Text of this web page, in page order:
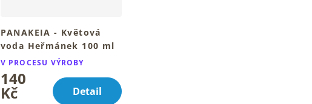
PANAKEIA - Květová
voda Heřmánek 100 ml
Jemný rituál pro zklidněnou
citlivou pleť
V PROCESU VÝROBY
140
Kč Detail